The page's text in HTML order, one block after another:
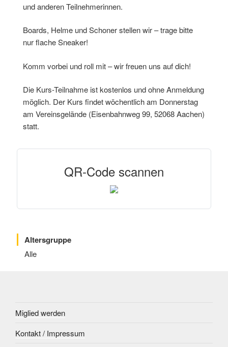
und anderen Teilnehmerinnen.
Boards, Helme und Schoner stellen wir – trage bitte
nur flache Sneaker!
Komm vorbei und roll mit – wir freuen uns auf dich!
Die Kurs-Teilnahme ist kostenlos und ohne Anmeldung
möglich. Der Kurs findet wöchentlich am Donnerstag
am Vereinsgelände (Eisenbahnweg 99, 52068 Aachen)
statt.
QR-Code scannen
Altersgruppe
Alle
Miglied werden
Kontakt / Impressum